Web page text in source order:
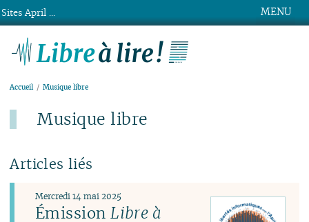
MENU
Accueil Musique libre
Musique libre
Articles liés
ÉmissionLibre à
Mercredi 14 mai 2025
Sites April ...